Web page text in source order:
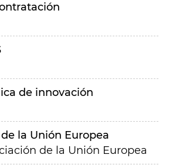
de innovación
la Unión Europea
de la Unión Europea